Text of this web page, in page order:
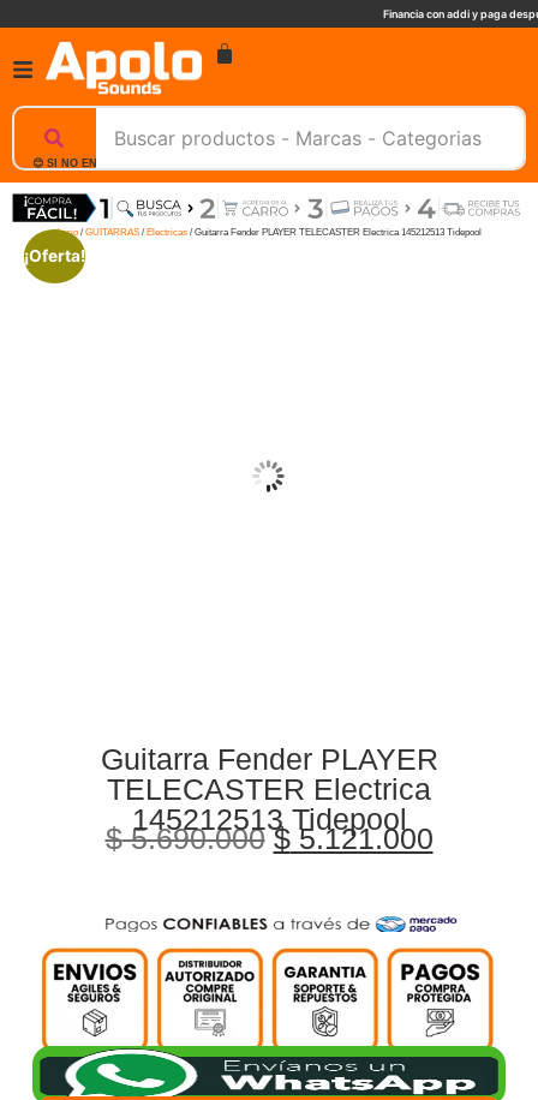
Financia con addi y paga
😊 SI NO ENCUENTRAS UN PRODUCTO, NOSOTROS TE AYUDAMOS, ESCRIBENOS. 📲
Inicio / GUITARRAS / Electricas / Guitarra Fender PLAYER TELECASTER Electrica 145212513 Tidepool
¡Oferta!
Guitarra Fender PLAYER
TELECASTER Electrica
145212513 Tidepool
$5.690.000 $5.121.000